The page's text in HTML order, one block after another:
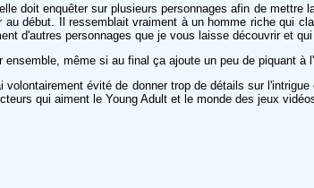
doit enquêter sur plusieurs personnages afin de
début. Il ressemblait vraiment à un homme riche qui
d'autres personnages que je vous laisse découvrir et qui
même si au final ça ajoute un peu de piquant à
évité de donner trop de détails sur
qui aiment le Young Adult et le monde des jeux